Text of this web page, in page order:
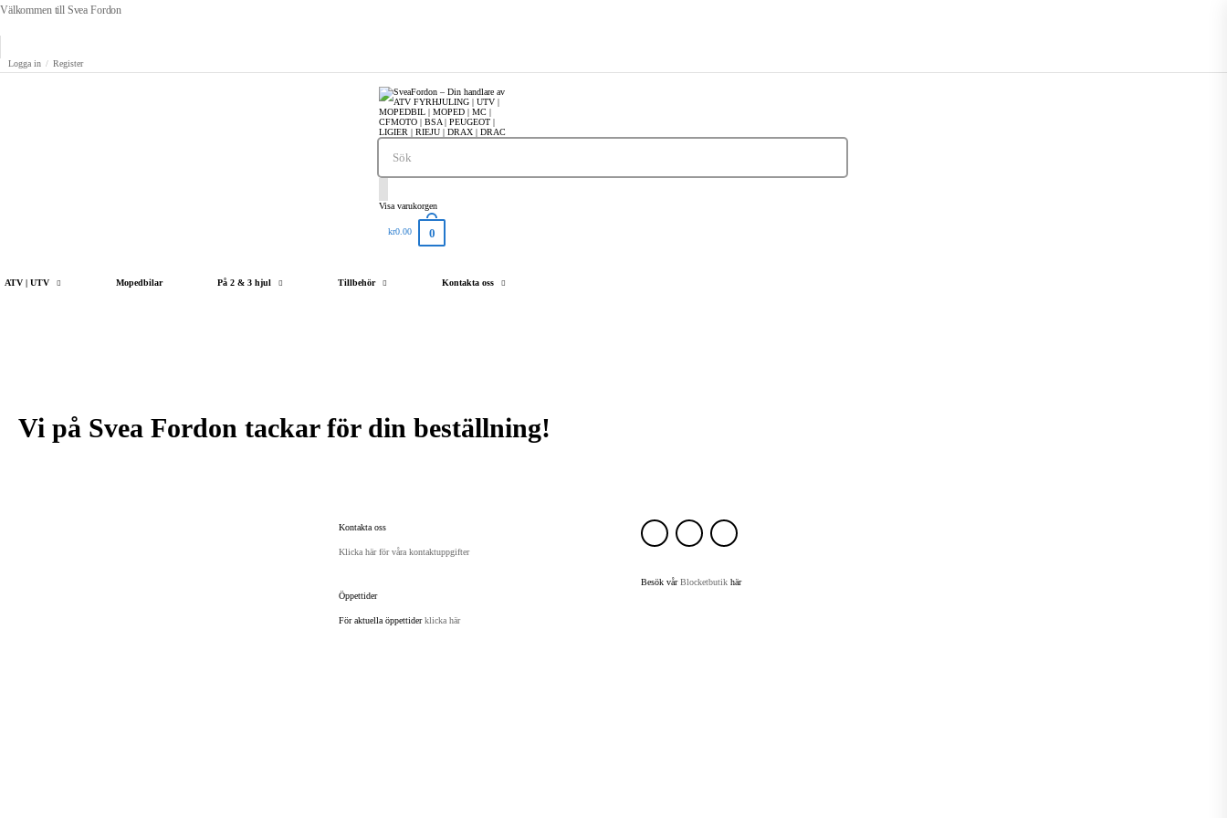
Välkommen till Svea Fordon
Logga in / Register
Visa varukorgen
kr0.00 0
ATV | UTV Mopedbilar På 2 & 3 hjul Tillbehör Kontakta oss
Vi på Svea Fordon tackar för din beställning!
Kontakta oss
Klicka här för våra kontaktuppgifter
Öppettider
För aktuella öppettiderklicka här
Besök vårBlocketbutik här